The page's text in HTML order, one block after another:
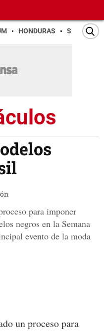
HONDURAS SAN PEDRO
para imponer
negros en la Semana
evento de la moda
un proceso para